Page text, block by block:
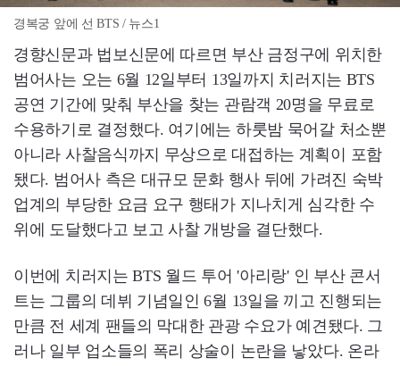
경복궁 앞에 선 BTS / 뉴스1
경향신문과 법보신문에 따르면 부산 금정구에 위치한
범어사는 오는 6월 12일부터 13일까지 치러지는 BTS
공연 기간에 맞춰 부산을 찾는 관람객 20명을 무료로
수용하기로 결정했다. 여기에는 하룻밤 묵어갈 처소뿐
아니라 사찰음식까지 무상으로 대접하는 계획이 포함
됐다. 범어사 측은 대규모 문화 행사 뒤에 가려진 숙박
업계의 부당한 요금 요구 행태가 지나치게 심각한 수
위에 도달했다고 보고 사찰 개방을 결단했다.
이번에 치러지는 BTS 월드 투어 '아리랑' 인 부산 콘서
트는 그룹의 데뷔 기념일인 6월 13일을 끼고 진행되는
만큼 전 세계 팬들의 막대한 관광 수요가 예견됐다. 그
러나 일부 업소들의 폭리 상술이 논란을 낳았다. 온라